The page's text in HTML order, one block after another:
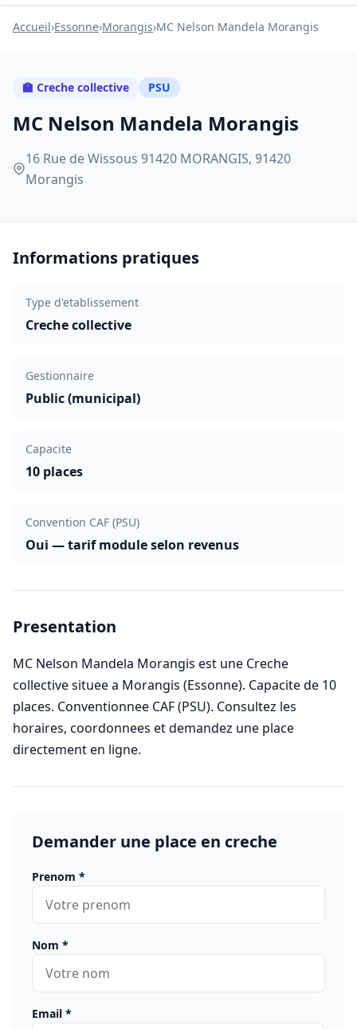
Accueil›Essonne›Morangis›MC Nelson Mandela Morangis
🏫 Creche collective PSU
MC Nelson Mandela Morangis
16 Rue de Wissous 91420 MORANGIS, 91420
Morangis
Informations pratiques
Type d'etablissement
Creche collective
Gestionnaire
Public (municipal)
Capacite
10 places
Convention CAF (PSU)
Oui — tarif module selon revenus
Presentation
MC Nelson Mandela Morangis est une Creche
collective situee a Morangis (Essonne). Capacite de 10
places. Conventionnee CAF (PSU). Consultez les
horaires, coordonnees et demandez une place
directement en ligne.
Demander une place en creche
Prenom *
Nom *
Email *